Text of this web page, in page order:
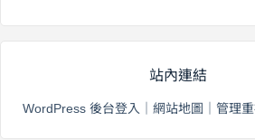
站內連結
WordPress 後台登入 網站地圖 管理